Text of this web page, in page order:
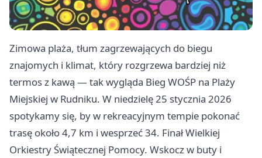
Zimowa plaża, tłum zagrzewających do biegu
znajomych i klimat, który rozgrzewa bardziej niż
termos z kawą — tak wygląda Bieg WOŚP na Plaży
Miejskiej w Rudniku. W niedzielę 25 stycznia 2026
spotykamy się, by w rekreacyjnym tempie pokonać
trasę około 4,7 km i wesprzeć 34. Finał Wielkiej
Orkiestry Świątecznej Pomocy. Wskocz w buty i